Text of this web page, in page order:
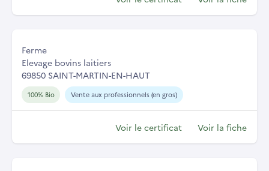
Ferme
Elevage bovins laitiers
69850 SAINT-MARTIN-EN-HAUT
100% Bio Vente aux professionnels (en gros)
Voir le certificat Voir la fiche